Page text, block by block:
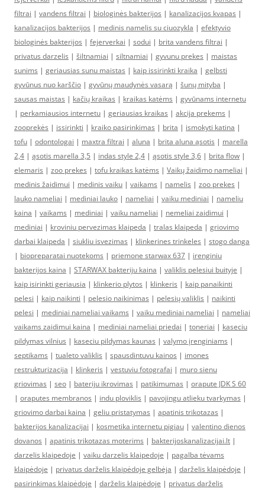
filtrai | vandens filtrai | biologinės bakterijos | kanalizacijos kvapas |
kanalizacijos bakterijos | medinis namelis su ciuozykla | efektyvio
biologinės bakterijos | fejerverkai | sodui | brita vandens filtrai |
privatus darzelis | šiltnamiai | siltnamiai | gyvunu prekes | maistas
sunims | geriausias sunu maistas | kaip issirinkti kraika | gelbsti
gyvūnus nuo karščio | gyvūnų maudynės vasarą | šunų mityba |
sausas maistas | kačių kraikas | kraikas katėms | gyvūnams internetu
| perkamiausios internetu | geriausias kraikas | akcija prekems |
zooprekės | issirinkti | kraiko pasirinkimas | brita | ismokyti katina |
tofu | odontologai | maxtra filtrai | aluna | brita aluna ąsotis | marella
2,4 | ąsotis marella 3,5 | indas style 2,4 | ąsotis style 3,6 | brita flow |
elemaris | zoo prekes | tofu kraikas katėms | Vaikų žaidimo nameliai |
medinis žaidimui | medinis vaiku | vaikams | namelis | zoo prekes |
lauko nameliai | mediniai lauko | nameliai | vaiku mediniai | nameliu
kaina | vaikams | mediniai | vaiku nameliai | nemeliai zaidimui |
mediniai | kroviniu pervezimas klaipeda | tralas klaipeda | griovimo
darbai klaipeda | siukliu isvezimas | klinkerines trinkeles | stogo danga
| biopreparatai nuotekoms | priemone starwax 637 | irenginiu
bakterijos kaina | STARWAX bakteriju kaina | valiklis pelesiui buityje |
kaip isirinkti geriausia | klinkerio plytos | klinkeris | kaip panaikinti
pelesi | kaip naikinti | pelesio naikinimas | pelesių valiklis | naikinti
pelesi | mediniai nameliai vaikams | vaiku mediniai nameliai | nameliai
vaikams zaidimui kaina | mediniai nameliai priedai | toneriai | kaseciu
pildymas vilnius | kaseciu pildymas kaunas | valymo įrenginiams |
septikams | tualeto valiklis | spausdintuvu kainos | imones
restrukturizacija | klinkeris | vestuviu fotografai | muro sienu
griovimas | seo | bateriju ikrovimas | patikimumas | orapute JDK S 60
| oraputes membranos | indu ploviklis | pavojingu atlieku tvarkymas |
griovimo darbai kaina | geliu pristatymas | apatinis trikotazas |
bakterijos kanalizacijai | kosmetika internetu pigiau | valentino dienos
dovanos | apatinis trikotazas moterims | bakterijoskanalizacijai.lt |
darzelis klaipedoje | vaiku darzelis klaipedoje | pagalba tėvams
klaipėdoje | privatus darželis klaipėdoje gelbėja | darželis klaipėdoje |
pasirinkimas klaipėdoje | darželis klaipėdoje | privatus darželis